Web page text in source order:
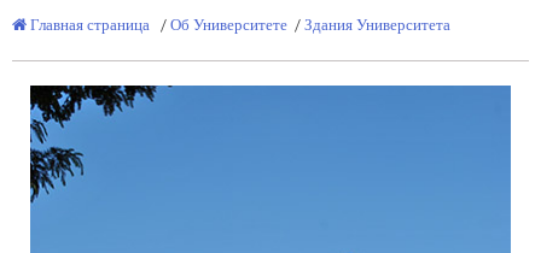
Главная страница / Об Университете / Здания Университета